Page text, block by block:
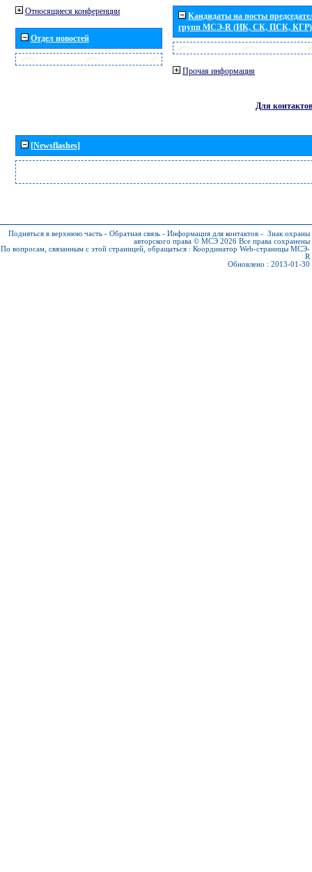
Относящиеся конференции
Отдел новостей
Кандидаты на посты
групп МСЭ-R (ИК, СК, ПСК, КГР)
Прочая информация
Для контактов
[Newsflashes]
Подняться в верхнюю часть - Обратная связь - Информация для контактов - Знак охраны
авторского права © МСЭ 2026 Все права сохранены
По вопросам, связанным с этой страницей, обращаться : Координатор Web-страницы МСЭ-
R
Обновлено : 2013-01-30